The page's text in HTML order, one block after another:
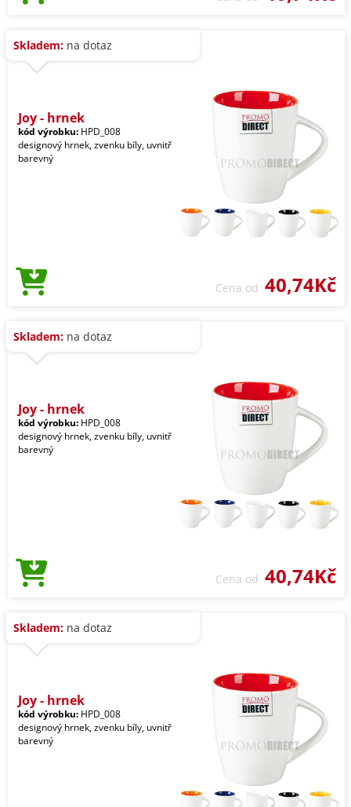
Skladem: na dotaz
Joy - hrnek
kód výrobku: HPD_008
designový hrnek, zvenku bíly, uvnitř
barevný
Cena od 40,74Kč
Skladem: na dotaz
Joy - hrnek
kód výrobku: HPD_008
designový hrnek, zvenku bíly, uvnitř
barevný
Cena od 40,74Kč
Skladem: na dotaz
Joy - hrnek
kód výrobku: HPD_008
designový hrnek, zvenku bíly, uvnitř
barevný